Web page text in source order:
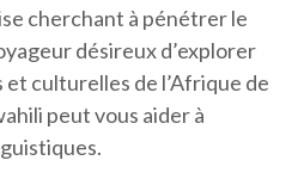
cherchant à pénétrer le
désireux d’explorer
culturelles de l’Afrique de
peut vous aider à